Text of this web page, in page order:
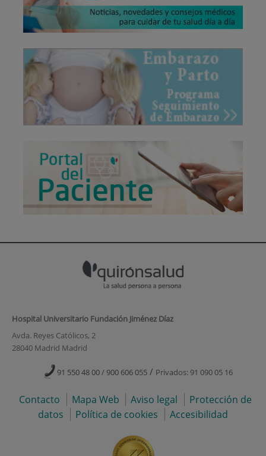
Hospital Universitario Fundación Jiménez Díaz
Avda. Reyes Católicos, 2
28040 Madrid Madrid
91 550 48 00 / 900 606 055 / Privados: 91 090 05 16
Contacto Mapa Web Aviso legal
Protección de
datos
Política de cookies Accesibilidad